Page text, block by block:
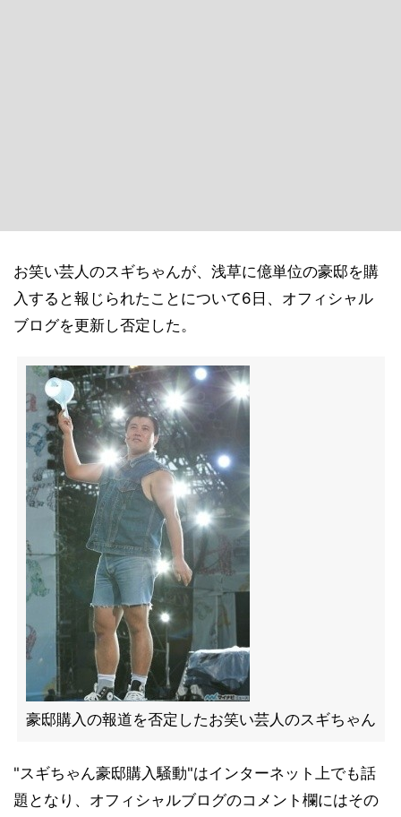
お笑い芸人のスギちゃんが、浅草に億単位の豪邸を購
入すると報じられたことについて6日、オフィシャル
ブログを更新し否定した。
豪邸購入の報道を否定したお笑い芸人のスギちゃん
"スギちゃん豪邸購入騒動"はインターネット上でも話
題となり、オフィシャルブログのコメント欄にはその